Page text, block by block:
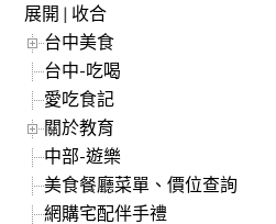
展開 | 收合
台中美食
台中-吃喝
愛吃食記
關於教育
中部-遊樂
美食餐廳菜單、價位查詢
網購宅配伴手禮